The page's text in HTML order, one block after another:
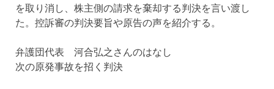
を取り消し、株主側の請求を棄却する判決を言い渡し
た。控訴審の判決要旨や原告の声を紹介する。
弁護団代表 河合弘之さんのはなし
次の原発事故を招く判決